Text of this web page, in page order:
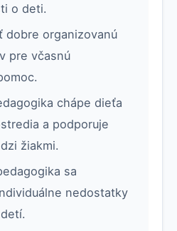
o deti.
dobre organizovanú
pre včasnú
chápe dieťa
a podporuje
žiakmi.
sa
nedostatky